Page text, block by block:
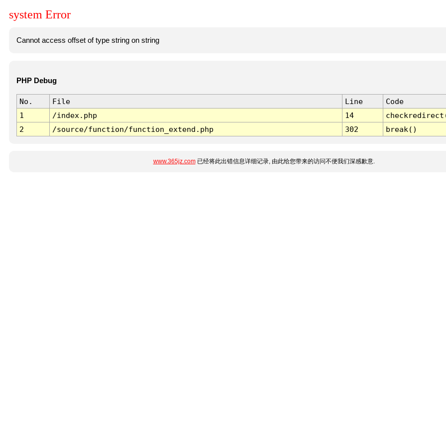
system Error
Cannot access offset of type string on string
PHP Debug
No. File Line
Code
1
/index.php 14
2
/source/function/function_extend.php 302 break()
www.365jz.com已经将此出错信息详细记录, 由此给您带来的访问不便我们深感歉意.